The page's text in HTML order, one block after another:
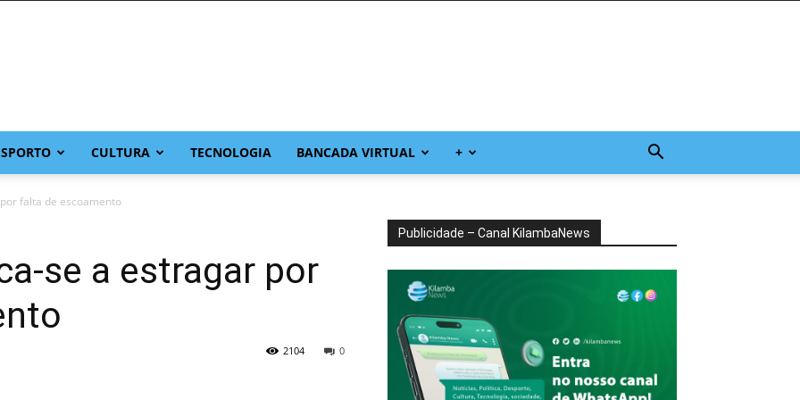
CULTURA TECNOLOGIA BANCADA VIRTUAL +
falta de escoamento
se a estragar por
0
2104
Publicidade – Canal KilambaNews